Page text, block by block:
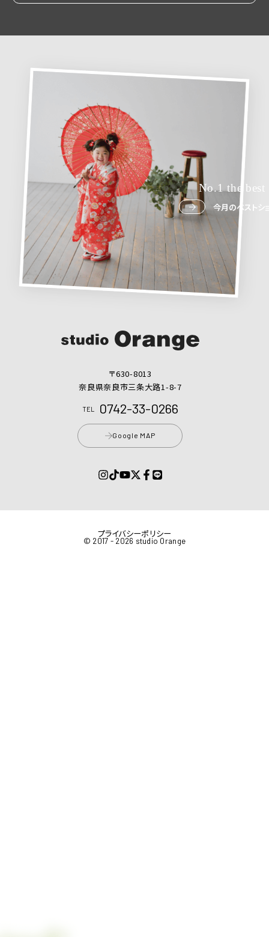
〒630-8013
奈良県奈良市三条大路1-8-7
TEL 0742-33-0266
Google MAP
No.1 the best
今月のベストシ
© 2017 - 2026 studio Orange
プライバシーポリシー